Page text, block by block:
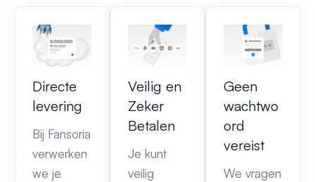
Directe
levering
Bij Fansoria
verwerken
we je
Veilig en
Zeker
Betalen
Je kunt
veilig
Geen
wachtwo
ord
vereist
We vragen